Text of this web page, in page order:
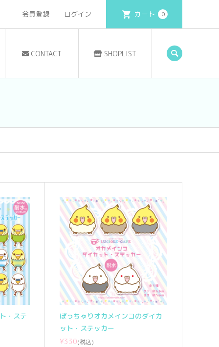
会員登録 ログイン カート 0
CONTACT SHOPLIST
・ステ
ぽっちゃりオカメインコのダイカ
ット・ステッカー
¥330(税込)